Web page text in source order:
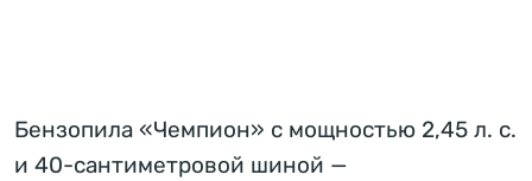
Бензопила «Чемпион» с мощностью 2,45 л. с.
и 40-сантиметровой шиной —